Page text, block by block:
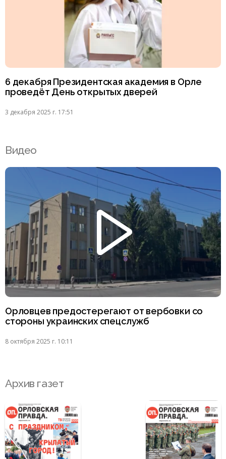
6 декабря Президентская академия в Орле
проведёт День открытых дверей
3 декабря 2025 г. 17:51
Видео
Орловцев предостерегают от вербовки со
стороны украинских спецслужб
8 октября 2025 г. 10:11
Архив газет